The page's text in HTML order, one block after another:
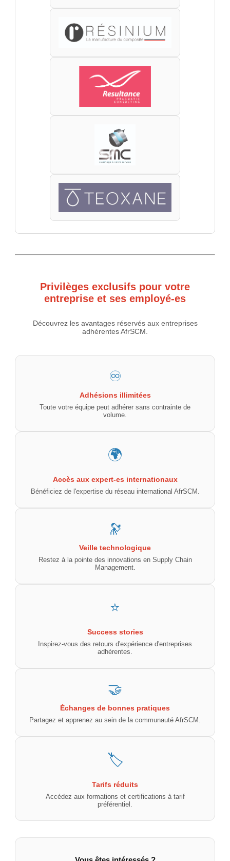
Privilèges exclusifs pour votre
entreprise et ses employé-es
Découvrez les avantages réservés aux entreprises
adhérentes AfrSCM.
♾️
Adhésions illimitées
Toute votre équipe peut adhérer sans contrainte de
volume.
🌍
Accès aux expert-es internationaux
Bénéficiez de l'expertise du réseau international AfrSCM.
🔭
Veille technologique
Restez à la pointe des innovations en Supply Chain
Management.
⭐
Success stories
Inspirez-vous des retours d'expérience d'entreprises
adhérentes.
🤝
Échanges de bonnes pratiques
Partagez et apprenez au sein de la communauté AfrSCM.
🏷️
Tarifs réduits
Accédez aux formations et certifications à tarif
préférentiel.